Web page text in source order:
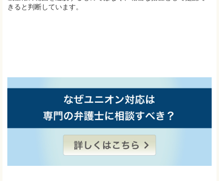
きると判断しています。